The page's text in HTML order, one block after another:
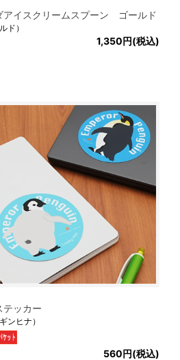
アイスクリームスプーン ゴールド
ド）
1,350円(税込)
テッカー
ンヒナ）
560円(税込)